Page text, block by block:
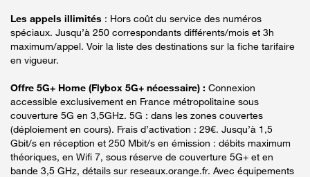
Les appels illimités : Hors coût du service des numéros
spéciaux. Jusqu’à 250 correspondants différents/mois et 3h
maximum/appel. Voir la liste des destinations sur la fiche tarifaire
en vigueur.
Offre 5G+ Home (Flybox 5G+ nécessaire) : Connexion
accessible exclusivement en France métropolitaine sous
couverture 5G en 3,5GHz. 5G : dans les zones couvertes
(déploiement en cours). Frais d’activation : 29€. Jusqu’à 1,5
Gbit/s en réception et 250 Mbit/s en émission : débits maximum
théoriques, en Wifi 7, sous réserve de couverture 5G+ et en
bande 3,5 GHz, détails sur reseaux.orange.fr. Avec équipements